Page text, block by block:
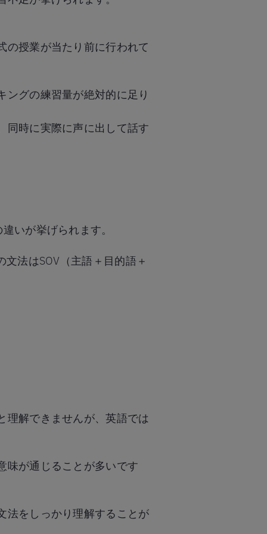
の授業が当たり前に行われて
ングの練習量が絶対的に足り
同時に実際に声に出して話す
いが挙げられます。
法はSOV（主語＋目的語＋
理解できませんが、英語では
味が通じることが多いです
法をしっかり理解することが